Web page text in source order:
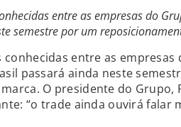
entre as empresas do
semestre por um
conhecidas entre as empresas
passará ainda neste
O presidente do Grupo,
“o trade ainda ouvirá falar